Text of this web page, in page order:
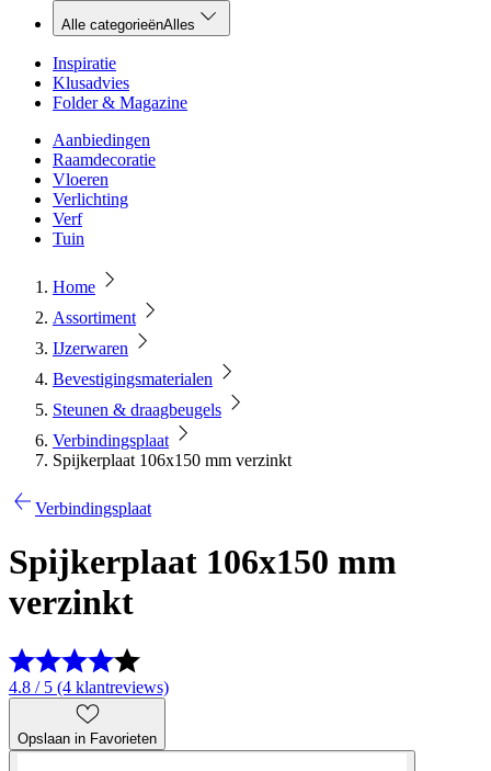
Alle categorieënAlles
Inspiratie
Klusadvies
Folder & Magazine
Aanbiedingen
Raamdecoratie
Vloeren
Verlichting
Verf
Tuin
Home
Assortiment
IJzerwaren
Bevestigingsmaterialen
Steunen & draagbeugels
Verbindingsplaat
Spijkerplaat 106x150 mm verzinkt
Verbindingsplaat
Spijkerplaat 106x150 mm
verzinkt
4.8 / 5 (4 klantreviews)
Opslaan in Favorieten